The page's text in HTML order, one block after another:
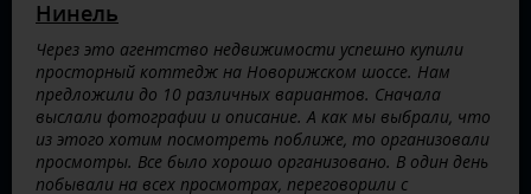
Нинель
Через это агентство недвижимости успешно купили
просторный коттедж на Новорижском шоссе. Нам
предложили до 10 различных вариантов. Сначала
выслали фотографии и описание. А как мы выбрали, что
из этого хотим посмотреть поближе, то организовали
просмотры. Все было хорошо организовано. В один день
побывали на всех просмотрах, переговорили с